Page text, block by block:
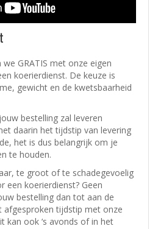
GRATIS met onze eigen
koerierdienst. De keuze is
gewicht en de kwetsbaarheid
bestelling zal leveren
daarin het tijdstip van levering
het is dus belangrijk om je
te houden.
te groot of te schadegevoelig
een koerierdienst? Geen
bestelling dan tot aan de
tijdstip met onze
kan ook ‘s avonds of in het